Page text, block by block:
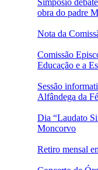
Simpósio
obra do padre
Nota da
Comissão
Educação e a
Sessão
Alfândega da Fé
Dia “Laudato
Moncorvo
Retiro mensal